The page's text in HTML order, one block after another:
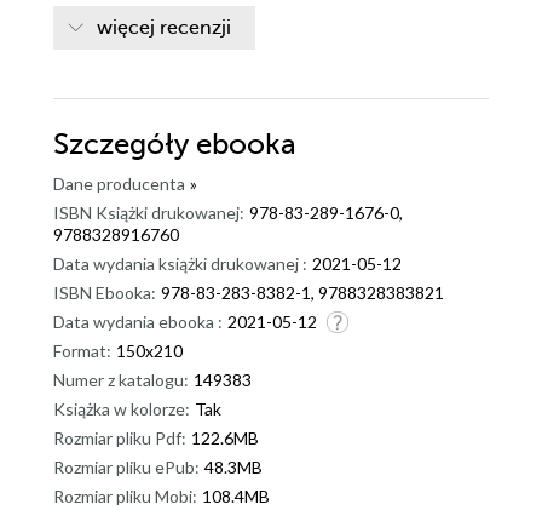
więcej recenzji
Szczegóły ebooka
Dane producenta »
ISBN Książki drukowanej: 978-83-289-1676-0,
9788328916760
Data wydania książki drukowanej : 2021-05-12
ISBN Ebooka: 978-83-283-8382-1, 9788328383821
Data wydania ebooka : 2021-05-12
Format: 150x210
Numer z katalogu: 149383
Książka w kolorze: Tak
Rozmiar pliku Pdf: 122.6MB
Rozmiar pliku ePub: 48.3MB
Rozmiar pliku Mobi: 108.4MB